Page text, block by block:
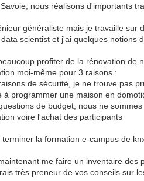
nous réalisons d'importants
généraliste mais je travaille sur
scientist et j'ai quelques notions
profiter de la rénovation de
moi-même pour 3 raisons :
de sécurité, je ne trouve pas
à programmer une maison en
de budget, nous ne
voire l'achat des participants
terminer la formation e-campus de
me faire un inventaire des
très preneur de vos conseils sur